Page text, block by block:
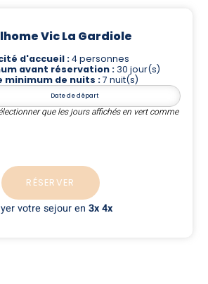
Vic La Gardiole
d'accueil :4 personnes
avant réservation : 30 jour(s)
minimum de nuits :7 nuit(s)
Date de départ
que les jours affichés en vert comme
RÉSERVER
votre sejour en 3x 4x